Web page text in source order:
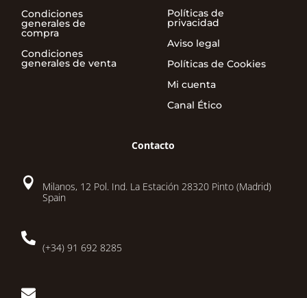
Condiciones
generales de
compra
Condiciones
generales de venta
Políticas de
privacidad
Aviso legal
Políticas de Cookies
Mi cuenta
Canal Ético
Contacto

Milanos, 12 Pol. Ind. La Estación 28320 Pinto (Madrid)
Spain

(+34) 91 692 8285
